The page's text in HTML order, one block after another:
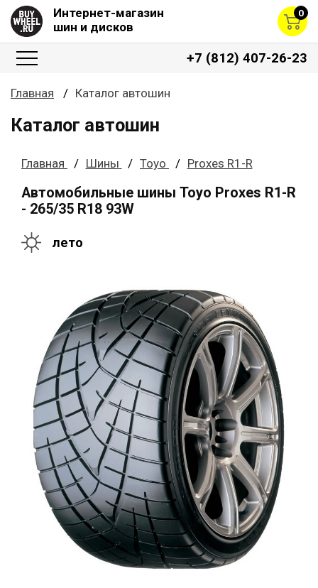
Интернет-магазин
шин и дисков
0
+7 (812) 407-26-23
Главная Каталог автошин
Каталог автошин
Главная Шины Toyo Proxes R1-R
Автомобильные шины Toyo Proxes R1-R
- 265/35 R18 93W
лето